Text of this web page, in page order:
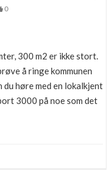
0
300 m2 er ikke stort.
å ringe kommunen
du høre med en lokalkjent
3000 på noe som det